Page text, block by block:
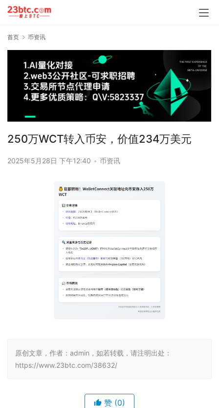
首页 币资讯
250万WCT转入币安，价值234万美元
2025年5月28日 下午12:40 • 币资讯
原创文章，作者：admin，如若转载，请注明出处：
https://www.23btc.com/38632/
赞 (0)